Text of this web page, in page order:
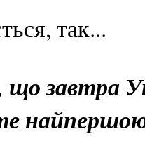
так...
що завтра